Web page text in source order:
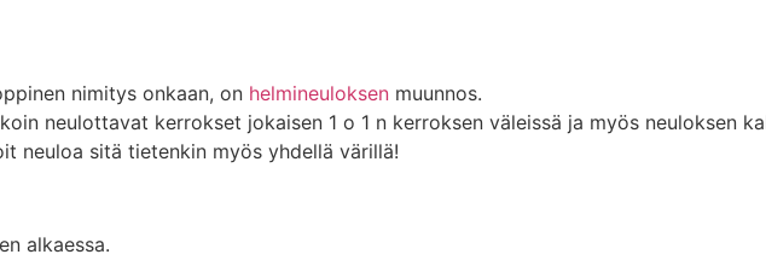
nimitys onkaan, on helmineuloksen muunnos.
neulottavat kerrokset jokaisen 1 o 1 n kerroksen väleissä ja myös neuloksen
neuloa sitä tietenkin myös yhdellä värillä!
alkaessa.